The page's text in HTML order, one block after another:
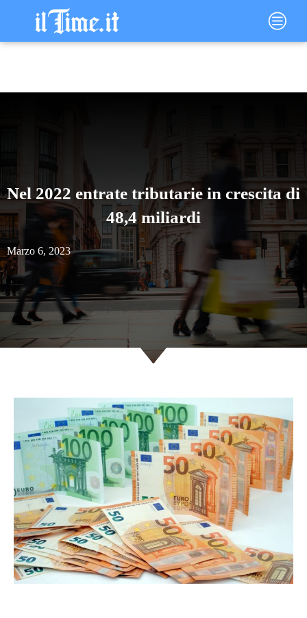
contenuto
Main
Menu
Nel 2022 entrate tributarie in crescita di
48,4 miliardi
Marzo 6, 2023